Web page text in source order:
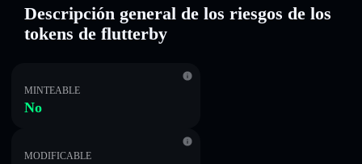
Descripción general de los riesgos de los
tokens de flutterby
MINTEABLE
No
MODIFICABLE